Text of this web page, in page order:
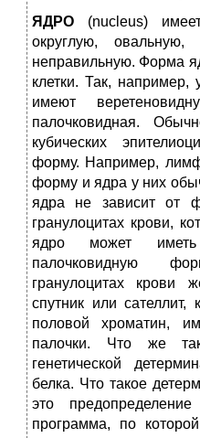
ЯДРО (nucleus)
округлую,
неправильную. Форма
клетки. Так, например,
имеют
палочковидная.
кубических
форму. Например,
форму и ядра у них
ядра не зависит от
гранулоцитах крови,
ядро может иметь
палочковидную
гранулоцитах крови
спутник или сателлит,
половой хроматин,
палочки. Что же
генетической
белка. Что такое
это
программа, по